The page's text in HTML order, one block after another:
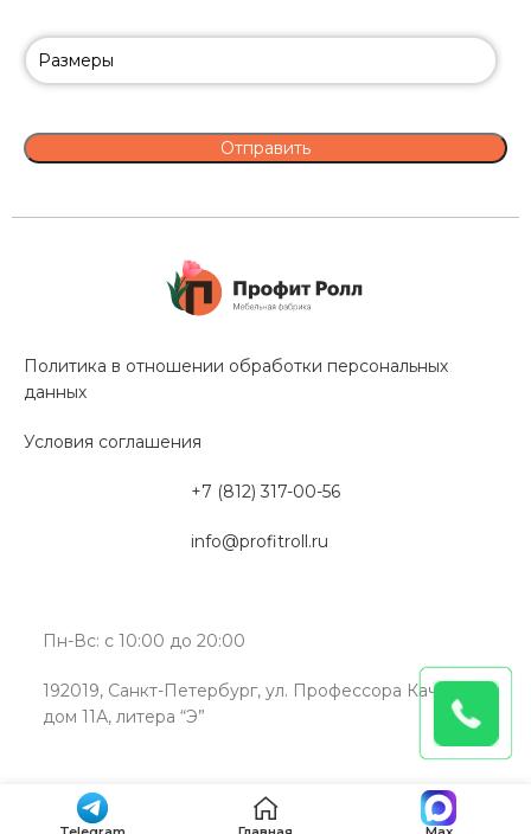
Политика в отношении обработки персональных
данных
Условия соглашения
+7 (812) 317-00-56
info@profitroll.ru
Пн-Вс: с 10:00 до 20:00
192019, Санкт-Петербург, ул. Профессора Качалова,
дом 11А, литера “Э”